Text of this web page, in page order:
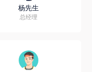
杨先生
总经理